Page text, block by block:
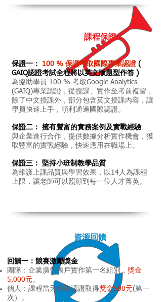
課程保證
資源回饋
保證一： 100 % 保證考取國際專業認證(
GAIQ認證考試全程將以英文版題型作答 )
為協助學員 100 % 考取Google Analytics
(GAIQ)專業認證，從授課、實作至考前複習，
除了中文授課外，部分包含英文授課內容，讓
學員快速上手，順利通過國際認證。
保證二： 擁有豐富的實務案例及實戰經驗
與企業進行合作，提供數據分析實作機會，獲
取豐富的實戰經驗，快速應用在職場上。
保證三： 堅持小班制教學品質
為維護上課品質與學習效果，以14人為課程
上限，讓老師可以照顧到每一位人才菁英。
回饋一：競賽激勵獎金
團隊：企業廣告帳戶實作第一名組別， 獎金
5,000元。
個人：課程當天獲取認證取得獎金500元(第一
次）。